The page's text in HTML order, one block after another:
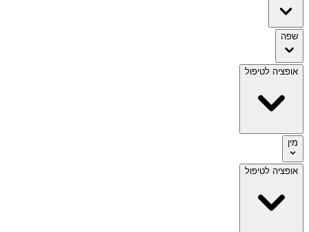
שפה
אופציה לטיפול
מין
אופציה לטיפול